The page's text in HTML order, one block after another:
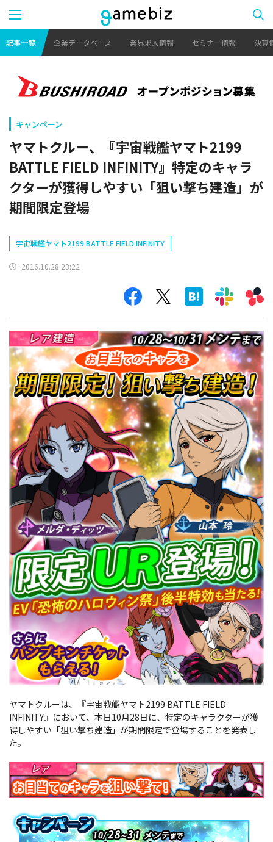
記事一覧 企業データベース 業界求人情報 セミナー情報 決算
キャンペーン
ヤマトクルー、『宇宙戦艦ヤマト2199
BATTLE FIELD INFINITY』特定のキャラ
クターが獲得しやすい「狙い撃ち建造」が
期間限定登場
宇宙戦艦ヤマト2199 BATTLE FIELD INFINITY
2016.10.28 23:22
ヤマトクルーは、『宇宙戦艦ヤマト2199 BATTLE FIELD
INFINITY』において、本日10月28日に、特定のキャラクターが獲
得しやすい「狙い撃ち建造」が期間限定で登場することを発表し
た。